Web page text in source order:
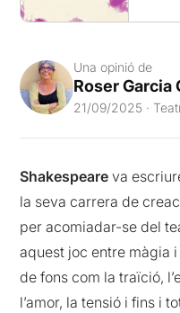
Una opinió de
Roser Garcia
21/09/2025 ·
Shakespeare va
la seva carrera de
per acomiadar-se del
aquest joc entre màgia
de fons com la traïció,
l’amor, la tensió i fins i